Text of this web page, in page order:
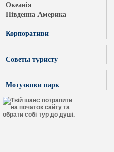
Океанія
Південна Америка
Корпоративи
Cоветы туристу
Мотузкови парк